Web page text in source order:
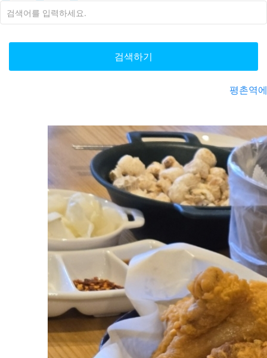
검색하기
평촌역